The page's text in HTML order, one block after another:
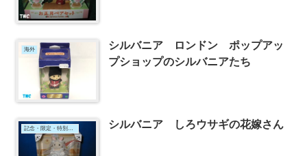
海外
シルバニア ロンドン ポップアッ
プショップのシルバニアたち
シルバニア しろウサギの花嫁さん